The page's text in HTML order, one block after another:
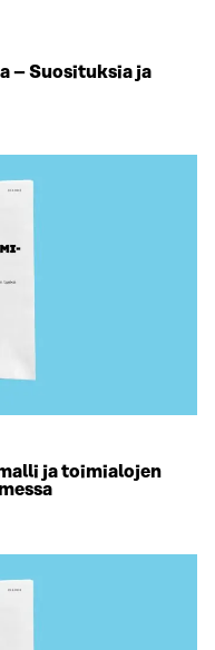
– Suosituksia ja
ja toimialojen